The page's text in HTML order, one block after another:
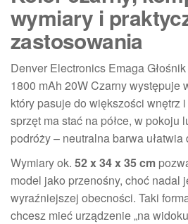
wymiary i
zastosowania
Denver Electronics Emaga
1800 mAh 20W Czarny występuje
który pasuje do większości wnętrz
sprzęt ma stać na półce, w pokoju
podróży – neutralna barwa
Wymiary ok. 52 x 34 x 35 cm
model jako przenośny, choć nadal
wyraźniejszej obecności. Taki
chcesz mieć urządzenie „na